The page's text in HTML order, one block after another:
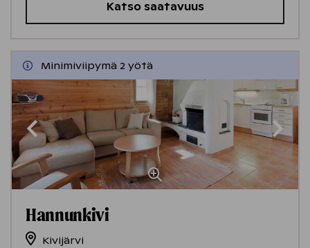
Katso saatavuus
Minimiviipymä 2 yötä
Hannunkivi
Kivijärvi